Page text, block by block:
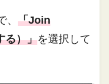
、「Join
る）」を選択して